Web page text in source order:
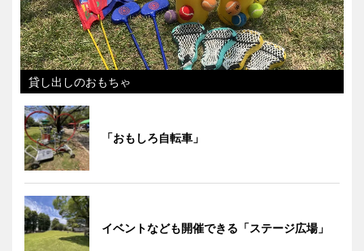
貸し出しのおもちゃ
「おもしろ自転車」
イベントなども開催できる「ステージ広場」